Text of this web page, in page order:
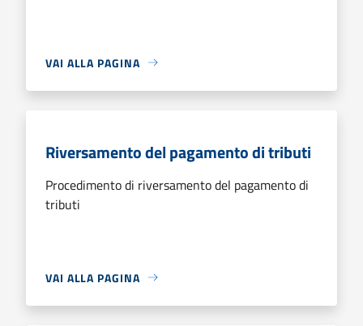
VAI ALLA PAGINA
Riversamento del pagamento di tributi
Procedimento di riversamento del pagamento di
tributi
VAI ALLA PAGINA